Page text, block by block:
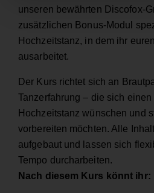
unseren bewährten Discofox-
zusätzlichen Bonus-Modul
Hochzeitstanz, in dem ihr
ausarbeitet.
Der Kurs richtet sich an
Tanzerfahrung – die sich einen
Hochzeitstanz wünschen und
vorbereiten möchten. Alle
aufgebaut und lassen sich
Tempo durcharbeiten.
Nach diesem Kurs könnt ihr: